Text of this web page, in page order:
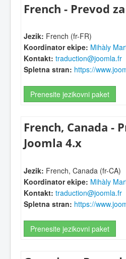
French - Prevod
Jezik: French (fr-FR)
Koordinator ekipe: Mihàly
Kontakt: traduction@joomla.fr
Spletna stran: https://
Prenesite jezikovni paket
French, Canada -
Joomla 4.x
Jezik: French, Canada (fr-CA)
Koordinator ekipe: Mihàly
Kontakt: traduction@joomla.fr
Spletna stran: https://
Prenesite jezikovni paket